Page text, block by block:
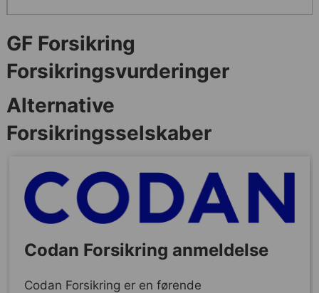
GF Forsikring
Forsikringsvurderinger
Alternative
Forsikringsselskaber
Codan Forsikring anmeldelse
Codan Forsikring er en førende